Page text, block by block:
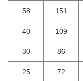
151
58
109
40
86
30
72
25